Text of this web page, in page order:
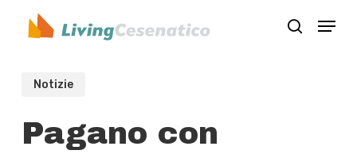
search
Menu
Notizie
Pagano con